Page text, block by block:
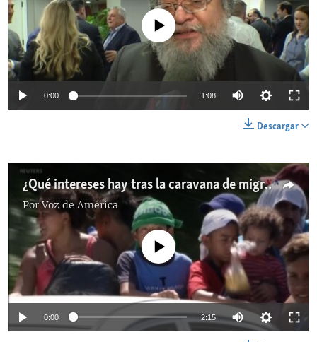
No media source currently available
0:00 1:08
Descargar
¿Qué intereses hay tras la caravana de migrantes?
PorVoz de América
No media source currently available
0:00 2:15